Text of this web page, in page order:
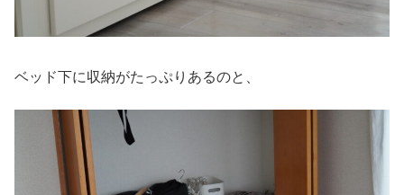
ベッド下に収納がたっぷりあるのと、